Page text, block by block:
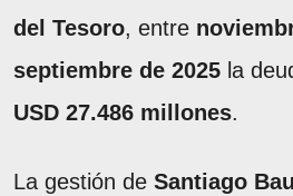
del Tesoro, entre
septiembre de 2025 la
USD 27.486 millones.
La gestión de Santiago